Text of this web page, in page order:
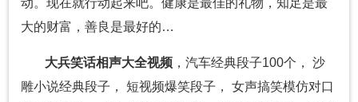
大的财富，善良是最好的…
大兵笑话相声大全视频 ，汽车经典段子100个， 沙
雕小说经典段子， 短视频爆笑段子， 女声搞笑模仿对口